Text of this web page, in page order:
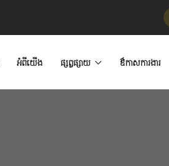
អំពីយើង ផ្សព្វផ្សាយ ​ឳកាសការងារ